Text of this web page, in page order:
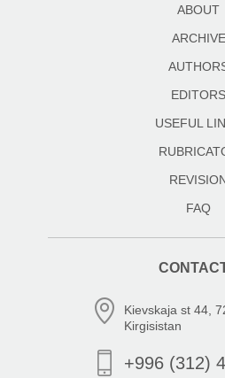
ABOUT
ARCHIVE
EDITORS
USEFUL
FAQ
Kievskaja st 44,
Kirgisistan
+996 (312)